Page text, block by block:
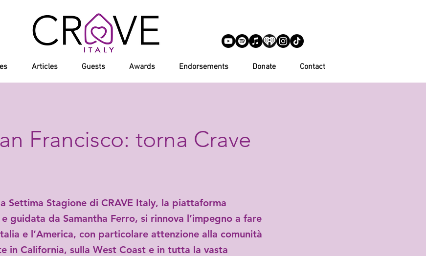
Articles Guests Awards Endorsements Donate Contact
Francisco: torna Crave
Settima Stagione di CRAVE Italy, la piattaforma
guidata da Samantha Ferro, si rinnova l’impegno a fare
e l’America, con particolare attenzione alla comunità
in California, sulla West Coast e in tutta la vasta